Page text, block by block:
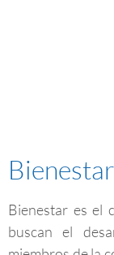
Bienestar es el
buscan el